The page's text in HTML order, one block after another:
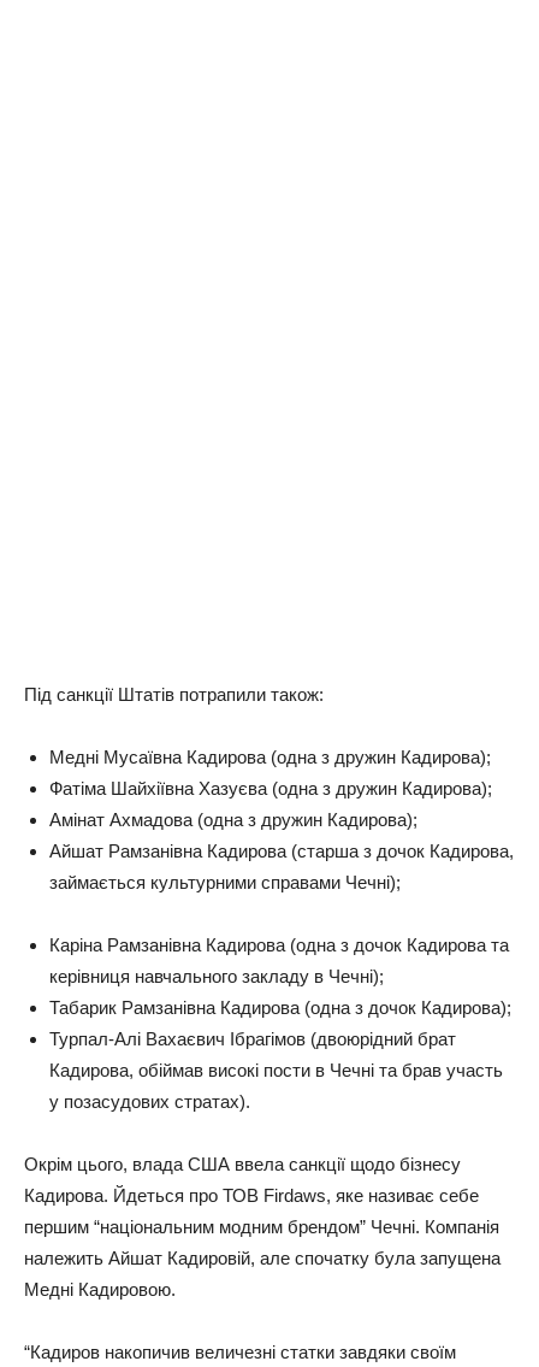
Під санкції Штатів потрапили також:
Медні Мусаївна Кадирова (одна з дружин Кадирова);
Фатіма Шайхіївна Хазуєва (одна з дружин Кадирова);
Амінат Ахмадова (одна з дружин Кадирова);
Айшат Рамзанівна Кадирова (старша з дочок Кадирова,
займається культурними справами Чечні);
Каріна Рамзанівна Кадирова (одна з дочок Кадирова та
керівниця навчального закладу в Чечні);
Табарик Рамзанівна Кадирова (одна з дочок Кадирова);
Турпал-Алі Вахаєвич Ібрагімов (двоюрідний брат
Кадирова, обіймав високі пости в Чечні та брав участь
у позасудових стратах).
Окрім цього, влада США ввела санкції щодо бізнесу
Кадирова. Йдеться про ТОВ Firdaws, яке називає себе
першим “національним модним брендом” Чечні. Компанія
належить Айшат Кадировій, але спочатку була запущена
Медні Кадировою.
“Кадиров накопичив величезні статки завдяки своїм